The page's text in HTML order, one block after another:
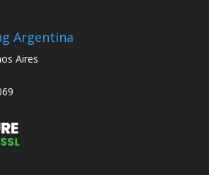
Argentina
Aires